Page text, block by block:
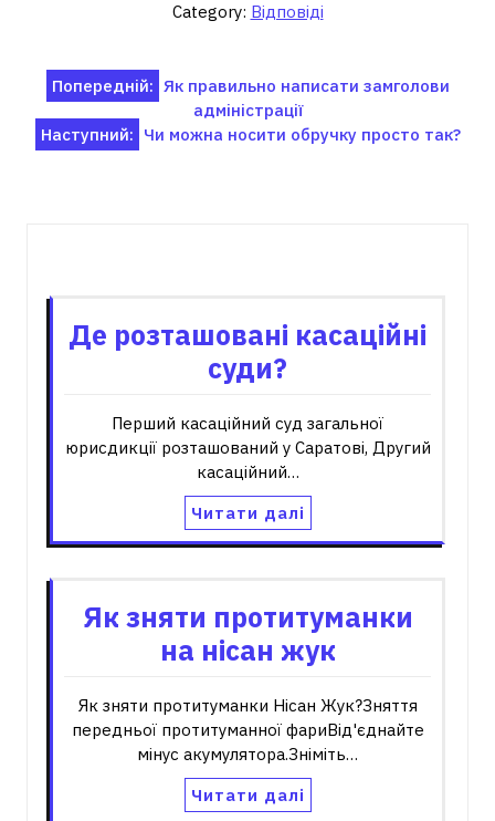
Category: Відповіді
Навігація
записів
Попередній: Як правильно написати замголови
адміністрації
Наступний: Чи можна носити обручку просто так?
Де розташовані касаційні
суди?
Перший касаційний суд загальної
юрисдикції розташований у Саратові, Другий
касаційний…
Читати далі
Як зняти протитуманки
на нісан жук
Як зняти протитуманки Нісан Жук?Зняття
передньої протитуманної фариВід'єднайте
мінус акумулятора.Зніміть…
Читати далі